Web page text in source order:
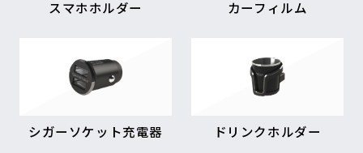
スマホホルダー カーフィルム
シガーソケット充電器 ドリンクホルダー